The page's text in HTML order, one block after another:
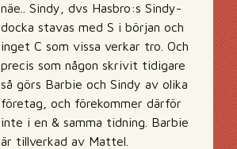
näe.. Sindy, dvs Hasbro:s Sindy-
docka stavas med S i början och
inget C som vissa verkar tro. Och
precis som någon skrivit tidigare
så görs Barbie och Sindy av olika
företag, och förekommer därför
inte i en & samma tidning. Barbie
är tillverkad av Mattel.